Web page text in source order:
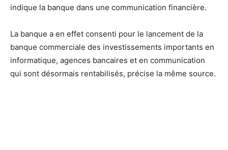
indique la banque dans une communication financière.
La banque a en effet consenti pour le lancement de la
banque commerciale des investissements importants en
informatique, agences bancaires et en communication
qui sont désormais rentabilisés, précise la même source.